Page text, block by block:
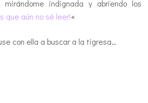
indignada y abriendo los
que aún no sé leer!«
con ella a buscar a la tigresa…